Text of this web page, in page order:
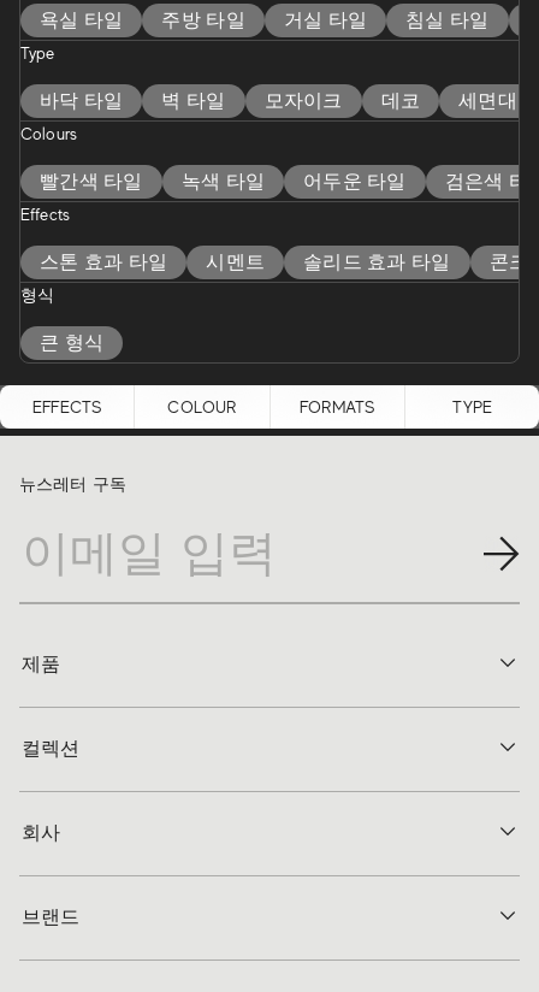
욕실 타일 주방 타일 거실 타일 침실 타일
Type
바닥 타일 벽 타일 모자이크 데코 세면대
Colours
빨간색 타일 녹색 타일 어두운 타일 검은색 타
Effects
스톤 효과 타일 시멘트 솔리드 효과 타일 콘크
형식
큰 형식
EFFECTS COLOUR FORMATS TYPE
뉴스레터 구독
제품
컬렉션
회사
브랜드